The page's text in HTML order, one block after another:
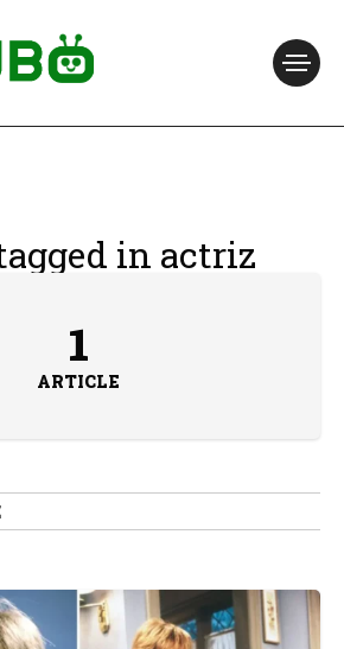
in actriz
1
ARTICLE